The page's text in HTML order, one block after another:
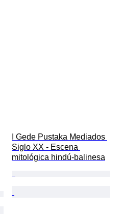
I Gede Pustaka Mediados
Siglo XX - Escena
mitológica hindú‑balinesa